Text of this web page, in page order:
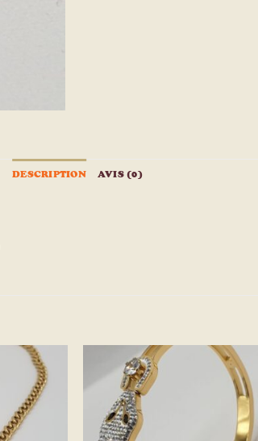
DESCRIPTION AVIS (0)
Ajouter
à la
liste
d’envies
à la